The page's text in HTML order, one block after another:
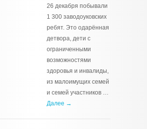
26 декабря побывали
1 300 заводоуковских
ребят. Это одарённая
детвора, дети с
ограниченными
возможностями
здоровья и инвалиды,
из малоимущих семей
и семей участников …
Далее →